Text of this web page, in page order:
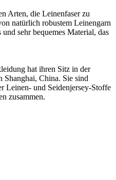
Arten, die Leinenfaser zu
natürlich robustem Leinengarn
sehr bequemes Material, das
hat ihren Sitz in der
China. Sie sind
Leinen- und Seidenjersey-Stoffe
zusammen.